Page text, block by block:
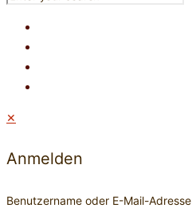
✕
Anmelden
Benutzername oder E-Mail-Adresse